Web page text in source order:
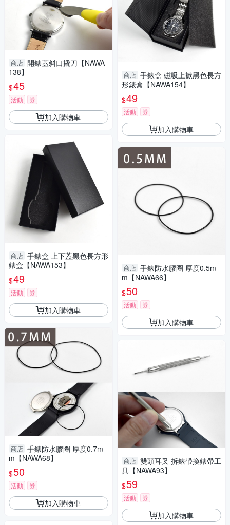
商店 開錶蓋斜口撬刀【NAWA
138】
$45
活動 券
加入購物車
商店 手錶盒 上下蓋黑色長方形
錶盒【NAWA153】
$49
活動 券
加入購物車
商店 手錶防水膠圈 厚度0.7m
m【NAWA68】
$50
活動 券
加入購物車
商店 手錶盒 磁吸上掀黑色長方
形錶盒【NAWA154】
$49
活動 券
加入購物車
商店 手錶防水膠圈 厚度0.5m
m【NAWA66】
$50
活動 券
加入購物車
商店 雙頭耳叉 拆錶帶換錶帶工
具【NAWA93】
$59
活動 券
加入購物車